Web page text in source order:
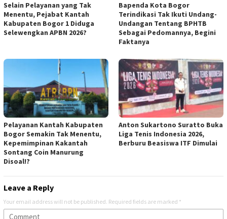
Selain Pelayanan yang Tak
Menentu, Pejabat Kantah
Kabupaten Bogor 1 Diduga
Selewengkan APBN 2026?
Bapenda Kota Bogor
Terindikasi Tak Ikuti Undang-
Undangan Tentang BPHTB
Sebagai Pedomannya, Begini
Faktanya
Pelayanan Kantah Kabupaten
Bogor Semakin Tak Menentu,
Kepemimpinan Kakantah
Sontang Coin Manurung
Disoal!?
Anton Sukartono Suratto Buka
Liga Tenis Indonesia 2026,
Berburu Beasiswa ITF Dimulai
Leave a Reply
Your email address will not be published. Required fields are marked *